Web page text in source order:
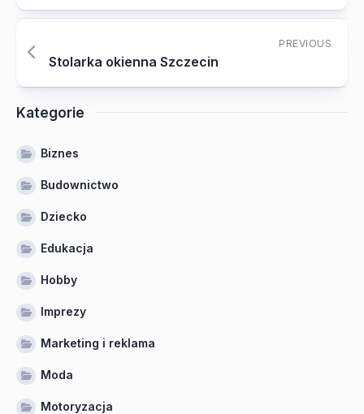
PREVIOUS
Stolarka okienna Szczecin
Kategorie
Biznes
Budownictwo
Dziecko
Edukacja
Hobby
Imprezy
Marketing i reklama
Moda
Motoryzacja